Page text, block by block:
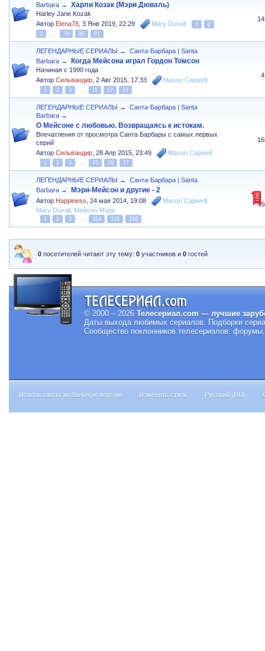
Barbara → Харли Козак (Мэри Дюваль)
Harley Jane Kozak
Автор Elena78 ,3 Янв 2019, 22:29 Mary Duvall 1
2
3
... 79 80 81
ЛЕГЕНДАРНЫЕ СЕРИАЛЫ →
Санта-Барбара | Santa
Barbara → Когда Мейсона играл Гордон Томсон
Начиная с 1990 года
АвторСильвандир ,2 Авг 2015, 17:33 Mason Capwell
1 2 3 ... 11 12 13
ЛЕГЕНДАРНЫЕ СЕРИАЛЫ →
Санта-Барбара | Santa
Barbara →
О Мейсоне с любовью. Возвращаясь к истокам.
Впечатления от просмотра Санта Барбары с самых первых
серий
АвторСильвандир ,28 Апр 2015, 23:49 Mason Capwell
1 2 3 ... 75 76 77
ЛЕГЕНДАРНЫЕ СЕРИАЛЫ →
Санта-Барбара | Santa
Barbara → Мэри-Мейсон и другие - 2
Автор Happiness ,24 мая 2014, 19:08 Mason Capwell
Mary Duvall
Мейсон-Мэри
1 2 3 ... 314 315 316
0 посетителей читают эту тему:0 участников и0 гостей
© 2000 – 2026 Телесериал.com — лучшие
Даты выхода любимых сериалов. Подборки
Сообщество поклонников телесериалов:
Использовать мобильную версию Изменить стиль Русский (RU)